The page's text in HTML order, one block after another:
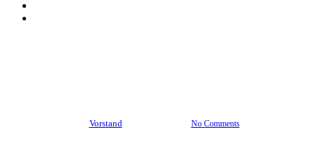
Vorstand No Comments